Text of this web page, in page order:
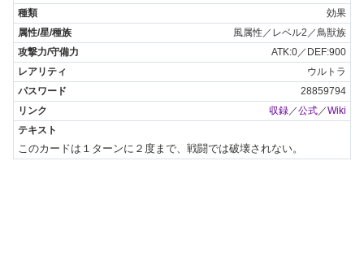
効果
風属性／レベル2／鳥獣族
ATK:0／DEF:900
ウルトラ
28859794
収録 ／公式 ／Wiki
このカードは１ターンに２度まで、戦闘では破壊されない。